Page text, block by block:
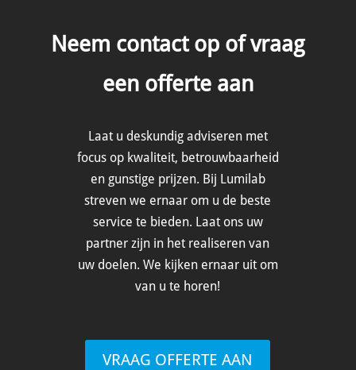
Neem contact op of vraag
een offerte aan
Laat u deskundig adviseren met
focus op kwaliteit, betrouwbaarheid
en gunstige prijzen. Bij Lumilab
streven we ernaar om u de beste
service te bieden. Laat ons uw
partner zijn in het realiseren van
uw doelen. We kijken ernaar uit om
van u te horen!
VRAAG OFFERTE AAN